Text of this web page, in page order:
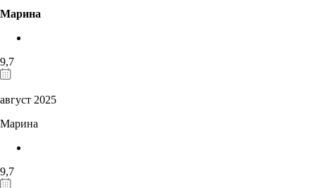
Марина
9,7
август 2025
Марина
9,7